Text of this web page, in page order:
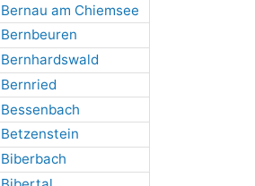
Bernau am Chiemsee
Bernbeuren
Bernhardswald
Bernried
Bessenbach
Betzenstein
Biberbach